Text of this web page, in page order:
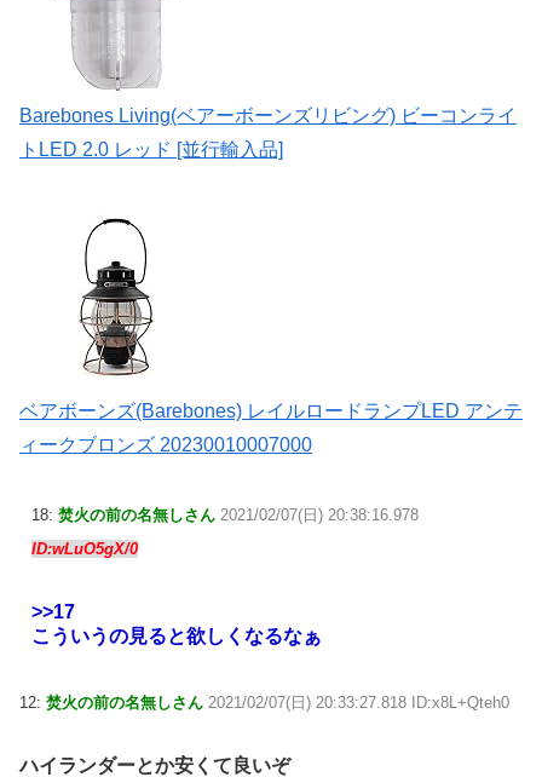
Barebones Living(ベアーボーンズリビング) ビーコンライ
トLED 2.0 レッド [並行輸入品]
ベアボーンズ(Barebones) レイルロードランプLED アンテ
ィークブロンズ 20230010007000
18: 焚火の前の名無しさん 2021/02/07(日) 20:38:16.978
ID:wLuO5gX/0
>>17
こういうの見ると欲しくなるなぁ
12: 焚火の前の名無しさん 2021/02/07(日) 20:33:27.818 ID:x8L+Qteh0
ハイランダーとか安くて良いぞ